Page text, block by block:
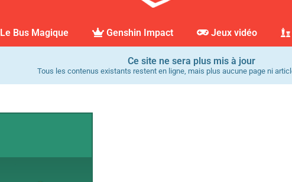
Le Bus Magique Genshin Impact Jeux vidéo
Ce site ne sera plus mis à jour
Tous les contenus existants restent en ligne, mais plus aucune page ni